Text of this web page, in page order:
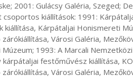
2001: Gulácsy Galéria, Szeged;
kiállítása, Kárpátaljai Honismereti
Városi Galéria,
1993: A Marcali
kárpátaljai festőművész kiállítása,
Városi Galéria,